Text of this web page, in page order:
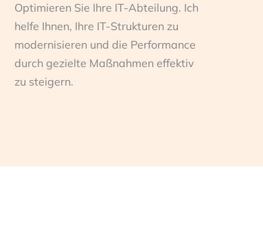
Optimieren Sie Ihre IT-Abteilung. Ich
helfe Ihnen, Ihre IT-Strukturen zu
modernisieren und die Performance
durch gezielte Maßnahmen effektiv
zu steigern.